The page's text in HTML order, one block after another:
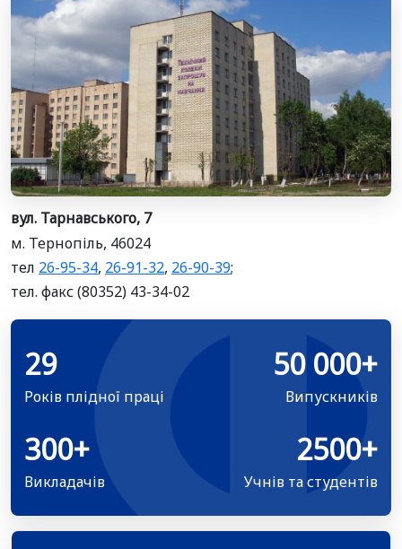
29
Років плідної праці
50 000+
Випускників
300+
Викладачів
2500+
Учнів та студентів
вул. Тарнавського, 7
м. Тернопіль, 46024
тел 26-95-34, 26-91-32, 26-90-39;
тел. факс (80352) 43-34-02